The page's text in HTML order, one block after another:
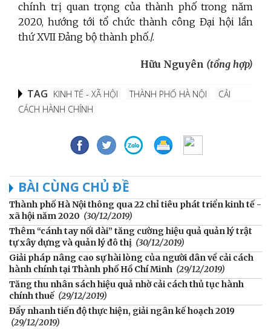
chính trị quan trọng của thành phố trong năm
2020, hướng tới tổ chức thành công Đại hội lần
thứ XVII Đảng bộ thành phố./.
Hữu Nguyên (tổng hợp)
TAG KINH TẾ - XÃ HỘI THÀNH PHỐ HÀ NỘI
CẢI
CÁCH HÀNH CHÍNH
BÀI CÙNG CHỦ ĐỀ
Thành phố Hà Nội thông qua 22 chỉ tiêu phát triển kinh tế -
xã hội năm 2020 (30/12/2019)
Thêm “cánh tay nối dài” tăng cường hiệu quả quản lý trật
tự xây dựng và quản lý đô thị (30/12/2019)
Giải pháp nâng cao sự hài lòng của người dân về cải cách
hành chính tại Thành phố Hồ Chí Minh (29/12/2019)
Tăng thu nhân sách hiệu quả nhờ cải cách thủ tục hành
chính thuế (29/12/2019)
Đẩy nhanh tiến độ thực hiện, giải ngân kế hoạch 2019
(29/12/2019)